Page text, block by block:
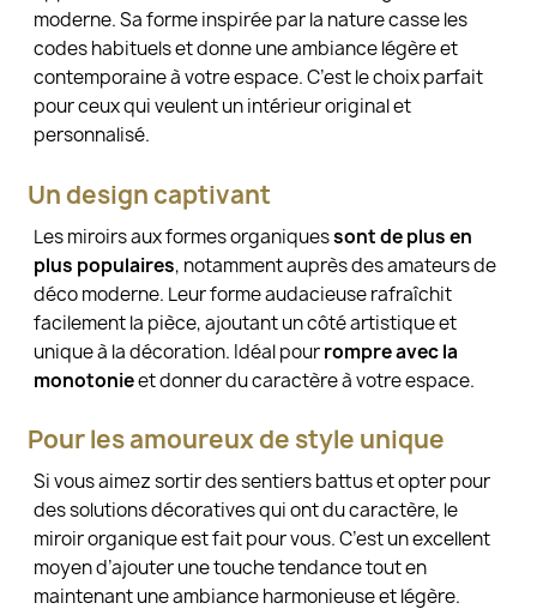
moderne. Sa forme inspirée par la nature casse les
codes habituels et donne une ambiance légère et
contemporaine à votre espace. C’est le choix parfait
pour ceux qui veulent un intérieur original et
personnalisé.
Un design captivant
Les miroirs aux formes organiquessont de plus en
plus populaires, notamment auprès des amateurs de
déco moderne. Leur forme audacieuse rafraîchit
facilement la pièce, ajoutant un côté artistique et
unique à la décoration. Idéal pourrompre avec la
monotonieet donner du caractère à votre espace.
Pour les amoureux de style unique
Si vous aimez sortir des sentiers battus et opter pour
des solutions décoratives qui ont du caractère, le
miroir organique est fait pour vous. C’est un excellent
moyen d’ajouter une touche tendance tout en
maintenant une ambiance harmonieuse et légère.